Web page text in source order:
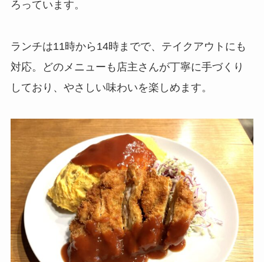
ろっています。
ランチは11時から14時までで、テイクアウトにも
対応。どのメニューも店主さんが丁寧に手づくり
しており、やさしい味わいを楽しめます。